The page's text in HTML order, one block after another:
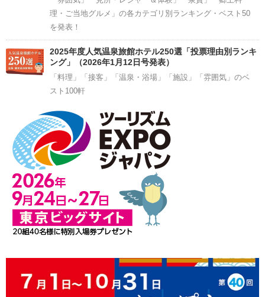
理・ご当地グルメ」の各カテゴリ別ランキング・ベスト50
を発表！
2025年度人気温泉旅館ホテル250選「投票理由別ランキ
ング」（2026年1月12日号発表）
「料理」「接客」「温泉・浴場」「施設」「雰囲気」のベ
スト100軒